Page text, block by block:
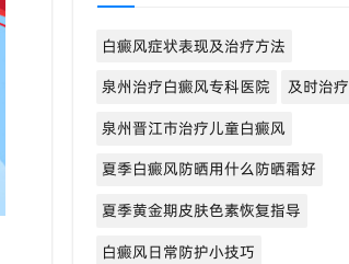
白癜风症状表现及治疗方法
泉州治疗白癜风专科医院
及时治疗
泉州晋江市治疗儿童白癜风
夏季白癜风防晒用什么防晒霜好
夏季黄金期皮肤色素恢复指导
白癜风日常防护小技巧